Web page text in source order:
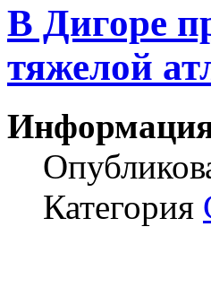
В Дигоре
тяжелой
Категория